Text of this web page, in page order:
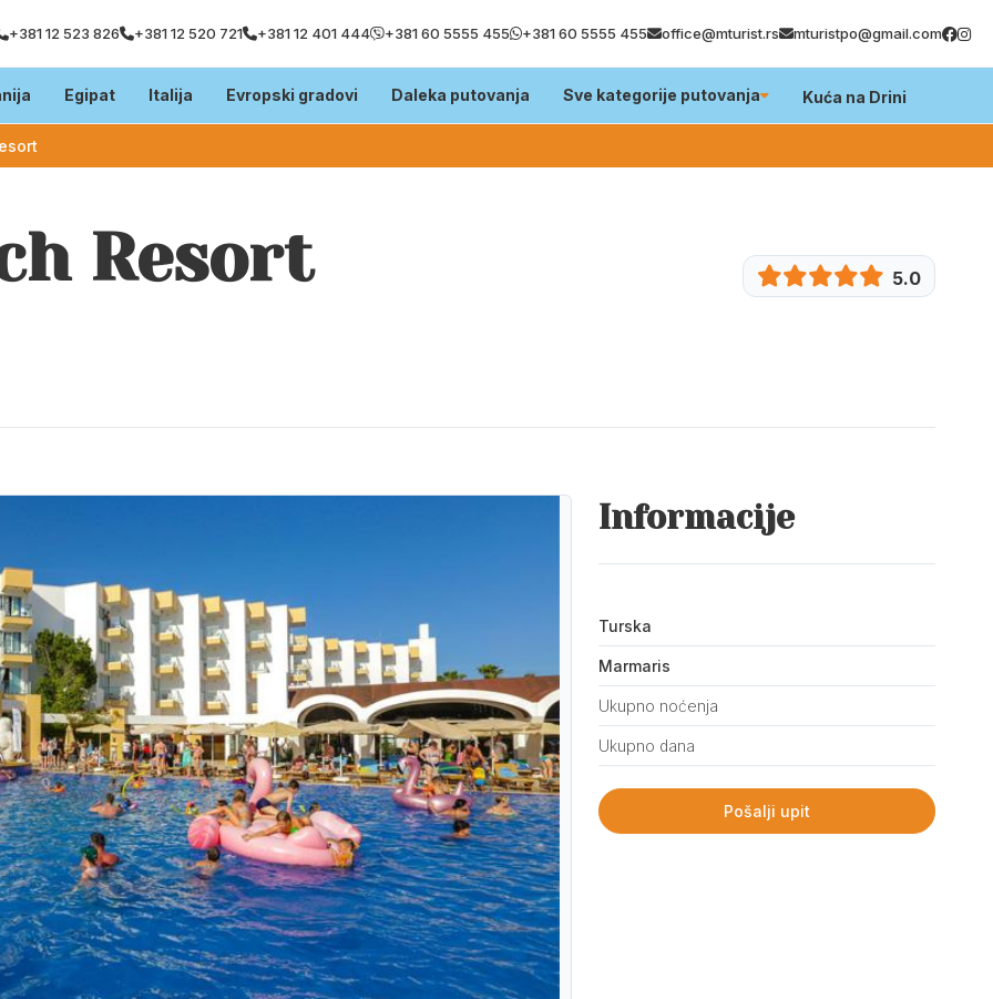
+381 12 523 826 +381 12 520 721 +381 12 401 444 +381 60 5555 455 +381 60 5555 455 office@mturist.rs mturistpo@gmail.com
Egipat Italija Evropski gradovi Daleka putovanja Sve kategorije putovanja Kuća na Drini
Resort 5.0
Informacije
Turska
Marmaris
Ukupno noćenja
Ukupno dana
Pošalji upit